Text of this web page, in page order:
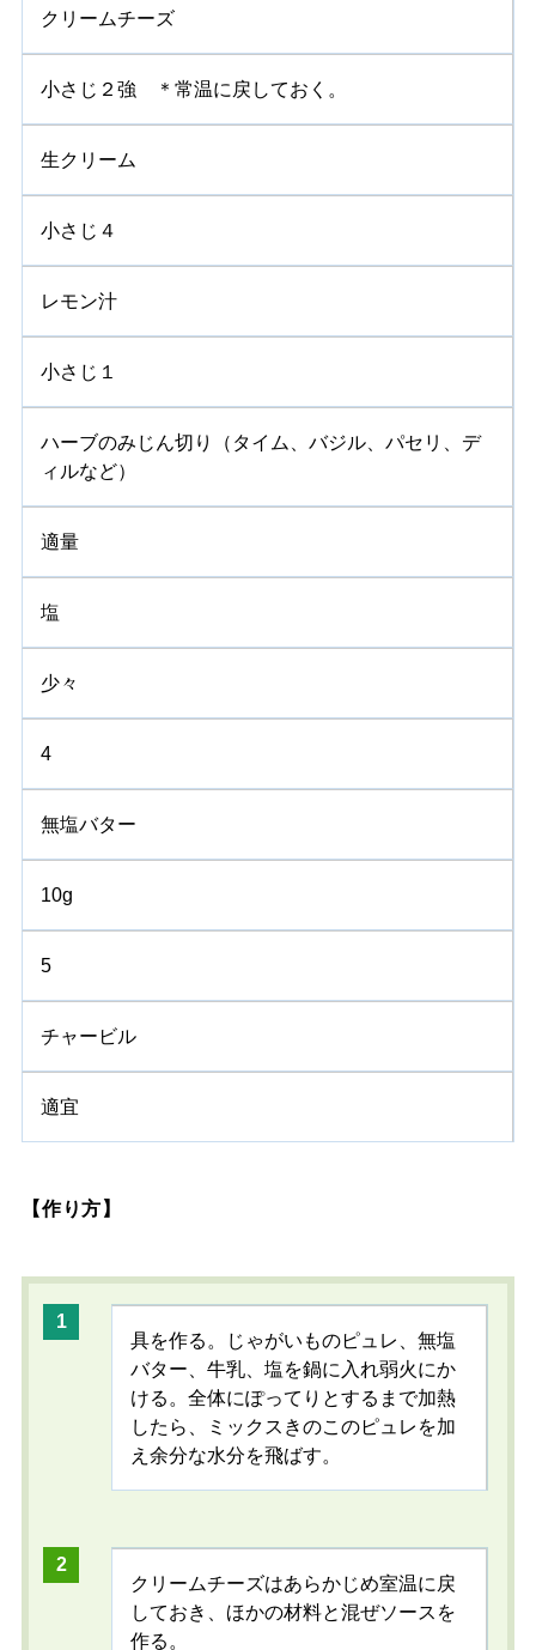
クリームチーズ
小さじ２強 ＊常温に戻しておく。
生クリーム
小さじ４
レモン汁
小さじ１
ハーブのみじん切り（タイム、バジル、パセリ、デ
ィルなど）
適量
塩
少々
4
無塩バター
10g
5
チャービル
適宜
【作り方】
具を作る。じゃがいものピュレ、無塩
バター、牛乳、塩を鍋に入れ弱火にか
ける。全体にぽってりとするまで加熱
したら、ミックスきのこのピュレを加
え余分な水分を飛ばす。
クリームチーズはあらかじめ室温に戻
しておき、ほかの材料と混ぜソースを
作る。